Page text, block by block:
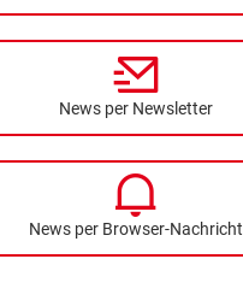
News per Newsletter
News per Browser-Nachricht